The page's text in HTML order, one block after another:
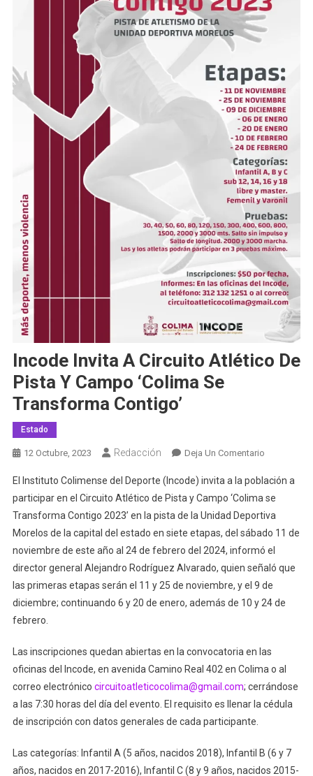
Incode Invita A Circuito Atlético De
Pista Y Campo ‘Colima Se
Transforma Contigo’
Estado
12 Octubre, 2023 Redacción Deja Un ComentarioEn
Invita
A
Circuito
Atlético
De
Pista
Y
Campo
El Instituto Colimense del Deporte (Incode) invita a la población a
participar en el Circuito Atlético de Pista y Campo ‘Colima se
Transforma Contigo 2023’ en la pista de la Unidad Deportiva
Morelos de la capital del estado en siete etapas, del sábado 11 de
noviembre de este año al 24 de febrero del 2024, informó el
director general Alejandro Rodríguez Alvarado, quien señaló que
las primeras etapas serán el 11 y 25 de noviembre, y el 9 de
diciembre; continuando 6 y 20 de enero, además de 10 y 24 de
febrero.
Las inscripciones quedan abiertas en la convocatoria en las
oficinas del Incode, en avenida Camino Real 402 en Colima o al
correo electrónico circuitoatleticocolima@gmail.com; cerrándose
a las 7:30 horas del día del evento. El requisito es llenar la cédula
de inscripción con datos generales de cada participante.
Las categorías: Infantil A (5 años, nacidos 2018), Infantil B (6 y 7
años, nacidos en 2017-2016), Infantil C (8 y 9 años, nacidos 2015-